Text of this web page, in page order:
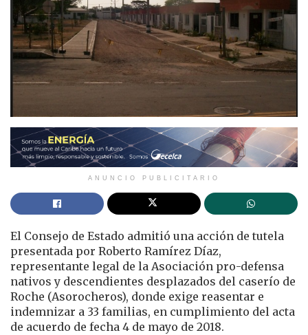
ANUNCIO PUBLICITARIO
El Consejo de Estado admitió una acción de tutela
presentada por Roberto Ramírez Díaz,
representante legal de la Asociación pro-defensa
nativos y descendientes desplazados del caserío de
Roche (Asorocheros), donde exige reasentar e
indemnizar a 33 familias, en cumplimiento del acta
de acuerdo de fecha 4 de mayo de 2018.